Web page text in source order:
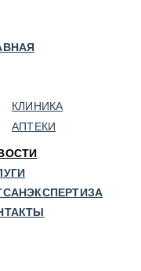
КЛИНИКА
АПТЕКИ